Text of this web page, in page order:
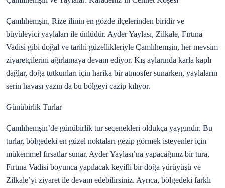
Çamlıhemşin, Rize ilinin en gözde ilçelerinden biridir ve
büyüleyici yaylaları ile ünlüdür. Ayder Yaylası, Zilkale, Fırtına
Vadisi gibi doğal ve tarihi güzellikleriyle Çamlıhemşin, her mevsim
ziyaretçilerini ağırlamaya devam ediyor. Kış aylarında karla kaplı
dağlar, doğa tutkunları için harika bir atmosfer sunarken, yaylaların
serin havası yazın da bu bölgeyi cazip kılıyor.
Günübirlik Turlar
Çamlıhemşin’de günübirlik tur seçenekleri oldukça yaygındır. Bu
turlar, bölgedeki en güzel noktaları gezip görmek isteyenler için
mükemmel fırsatlar sunar. Ayder Yaylası’na yapacağınız bir tura,
Fırtına Vadisi boyunca yapılacak keyifli bir doğa yürüyüşü ve
Zilkale’yi ziyaret ile devam edebilirsiniz. Ayrıca, bölgedeki farklı